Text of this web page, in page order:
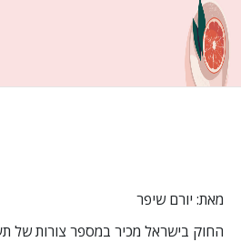
מאת: יורם שיפר
החוק בישראל מכיר במספר צורות של